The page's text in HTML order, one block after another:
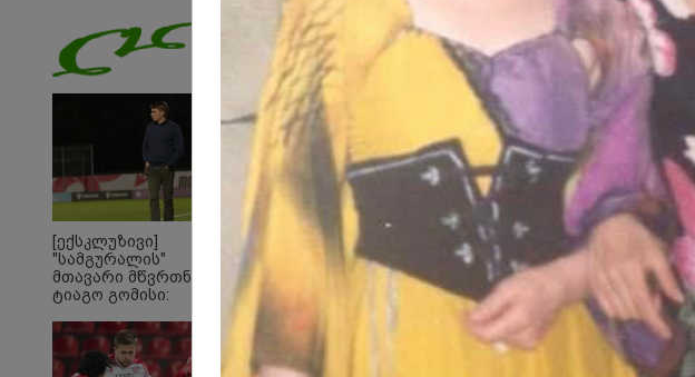
19:05 / 07-08-2026
"2008 წელს საქართველო
გადავარჩინეთ - აი, 2012
მოთმინება სჭირდება,
რომელსაც 100%-ით
მიიღებს" - განაცხადა
"ლივერპულის"
ყოფილმა მეკარემ
[ექსკლუზივი]
"სამგურალის"
მთავარი მწვრთნელი
ტიაგო გომისი:
ტალანტების
ქვეყანაა"!